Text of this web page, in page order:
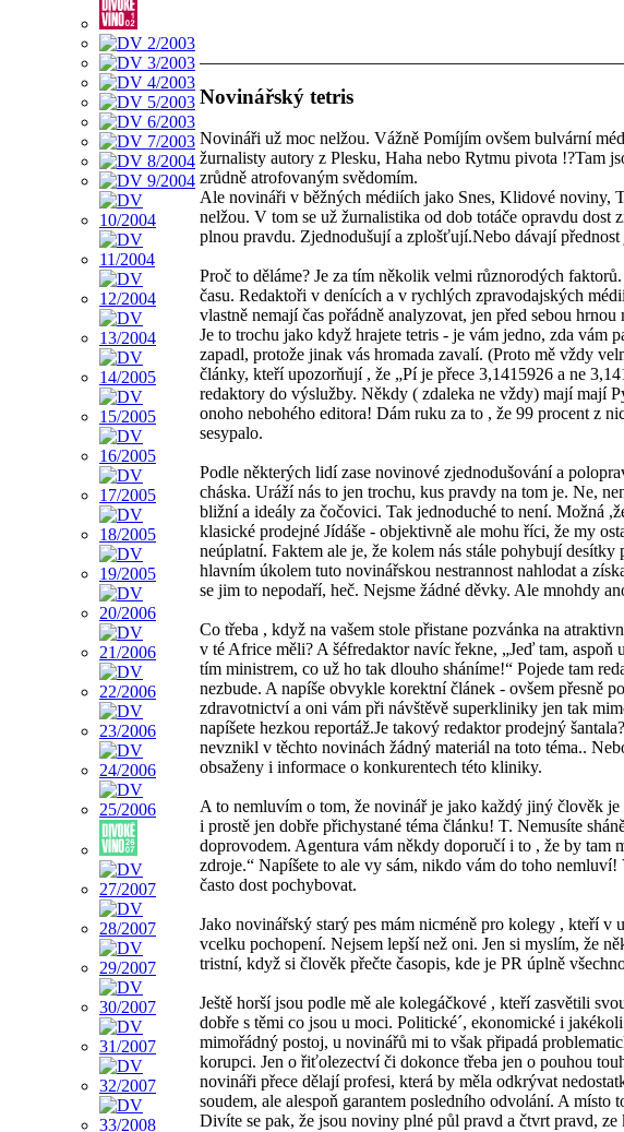
Novinářský tetris
Novináři už moc nelžou. Vážně Pomíjím ovšem bulvární
žurnalisty autory z Plesku, Haha nebo Rytmu pivota !?Tam
zrůdně atrofovaným svědomím.
Ale novináři v běžných médiích jako Snes, Klidové noviny,
nelžou. V tom se už žurnalistika od dob totáče opravdu dost
plnou pravdu. Zjednodušují a zplošťují.Nebo dávají přednost
Proč to děláme? Je za tím několik velmi různorodých
času. Redaktoři v denících a v rychlých zpravodajských
vlastně nemají čas pořádně analyzovat, jen před sebou
Je to trochu jako když hrajete tetris - je vám jedno, zda vám
zapadl, protože jinak vás hromada zavalí. (Proto mě vždy
články, kteří upozorňují , že „Pí je přece 3,1415926 a ne
redaktory do výslužby. Někdy ( zdaleka ne vždy) mají mají
onoho nebohého editora! Dám ruku za to , že 99 procent z
sesypalo.
Podle některých lidí zase novinové zjednodušování a
cháska. Uráží nás to jen trochu, kus pravdy na tom je. Ne,
bližní a ideály za čočovici. Tak jednoduché to není. Možná
klasické prodejné Jídáše - objektivně ale mohu říci, že my
neúplatní. Faktem ale je, že kolem nás stále pohybují
hlavním úkolem tuto novinářskou nestrannost nahlodat a
se jim to nepodaří, heč. Nejsme žádné děvky. Ale mnohdy
Co třeba , když na vašem stole přistane pozvánka na
v té Africe měli? A šéfredaktor navíc řekne, „Jeď tam, aspoň
tím ministrem, co už ho tak dlouho sháníme!“ Pojede tam
nezbude. A napíše obvykle korektní článek - ovšem přesně
zdravotnictví a oni vám při návštěvě superkliniky jen tak
napíšete hezkou reportáž.Je takový redaktor prodejný
nevznikl v těchto novinách žádný materiál na toto téma..
obsaženy i informace o konkurentech této kliniky.
A to nemluvím o tom, že novinář je jako každý jiný člověk
i prostě jen dobře přichystané téma článku! T. Nemusíte
doprovodem. Agentura vám někdy doporučí i to , že by tam
zdroje.“ Napíšete to ale vy sám, nikdo vám do toho
často dost pochybovat.
Jako novinářský starý pes mám nicméně pro kolegy , kteří v
vcelku pochopení. Nejsem lepší než oni. Jen si myslím, že
tristní, když si člověk přečte časopis, kde je PR úplně
Ještě horší jsou podle mě ale kolegáčkové , kteří zasvětili
dobře s těmi co jsou u moci. Politické´, ekonomické i
mimořádný postoj, u novinářů mi to však připadá
korupci. Jen o řiťolezectví či dokonce třeba jen o pouhou
novináři přece dělají profesi, která by měla odkrývat
soudem, ale alespoň garantem posledního odvolání. A místo
Divíte se pak, že jsou noviny plné půl pravd a čtvrt pravd,